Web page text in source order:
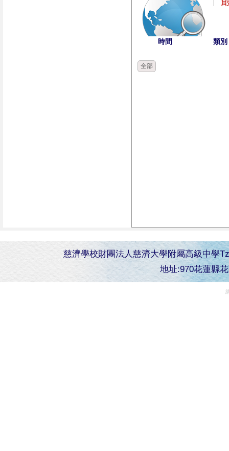
時間 類別
全部
慈濟學校財團法人慈濟大學附屬高級中學
地址:970花蓮縣